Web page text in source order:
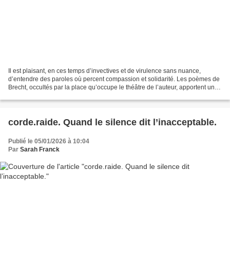
Il est plaisant, en ces temps d’invectives et de virulence sans nuance,
d’entendre des paroles où percent compassion et solidarité. Les poèmes de
Brecht, occultés par la place qu’occupe le théâtre de l’auteur, apportent une
corde.raide. Quand le silence dit l’inacceptable.
Publié le 05/01/2026 à 10:04
Par Sarah Franck